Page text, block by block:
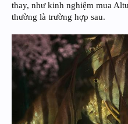
thay, như kinh nghiệm mua
thường là trường hợp sau.